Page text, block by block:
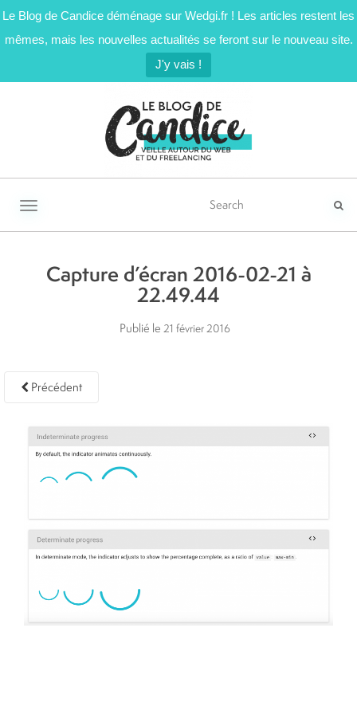
Le Blog de Candice déménage sur Wedgi.fr ! Les articles restent les
mêmes, mais les nouvelles actualités se feront sur le nouveau site.
J'y vais !
Activer/désactiver la navigation
Capture d’écran 2016-02-21 à
22.49.44
Publié le 21 février 2016
Précédent